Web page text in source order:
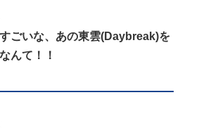
ごいな、あの東雲(Daybreak)を
んて！！